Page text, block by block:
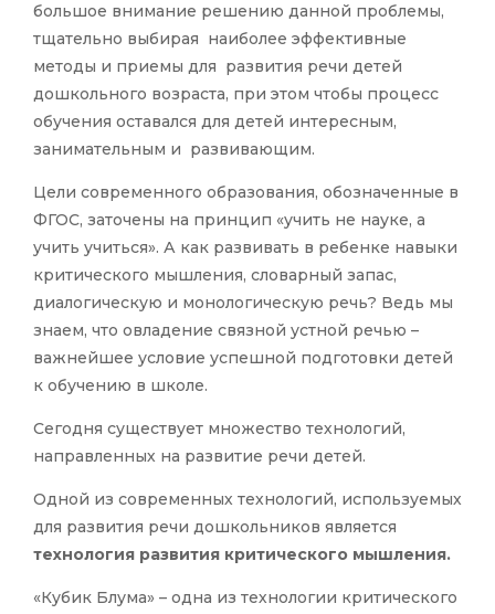
большое внимание решению данной проблемы,
тщательно выбирая наиболее эффективные
методы и приемы для развития речи детей
дошкольного возраста, при этом чтобы процесс
обучения оставался для детей интересным,
занимательным и развивающим.
Цели современного образования, обозначенные в
ФГОС, заточены на принцип «учить не науке, а
учить учиться». А как развивать в ребенке навыки
критического мышления, словарный запас,
диалогическую и монологическую речь? Ведь мы
знаем, что овладение связной устной речью –
важнейшее условие успешной подготовки детей
к обучению в школе.
Сегодня существует множество технологий,
направленных на развитие речи детей.
Одной из современных технологий, используемых
для развития речи дошкольников является
технология развития критического мышления.
«Кубик Блума» – одна из технологии критического